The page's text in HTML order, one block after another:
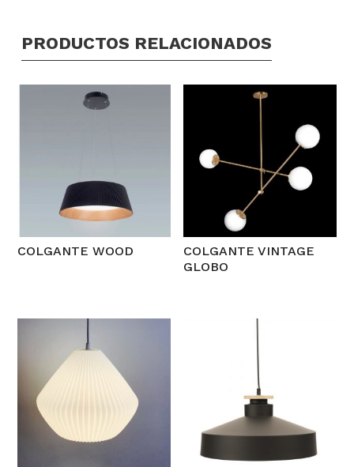
PRODUCTOS RELACIONADOS
COLGANTE WOOD
COLGANTE VINTAGE
GLOBO